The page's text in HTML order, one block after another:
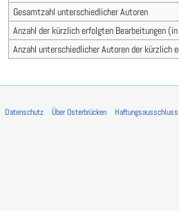
Gesamtzahl unterschiedlicher Autoren
Anzahl der kürzlich erfolgten Bearbeitungen
Anzahl unterschiedlicher Autoren der kürzlich
Datenschutz Über Osterbrücken Haftungsausschluss